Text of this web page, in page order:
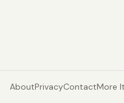
AboutPrivacyContactMore